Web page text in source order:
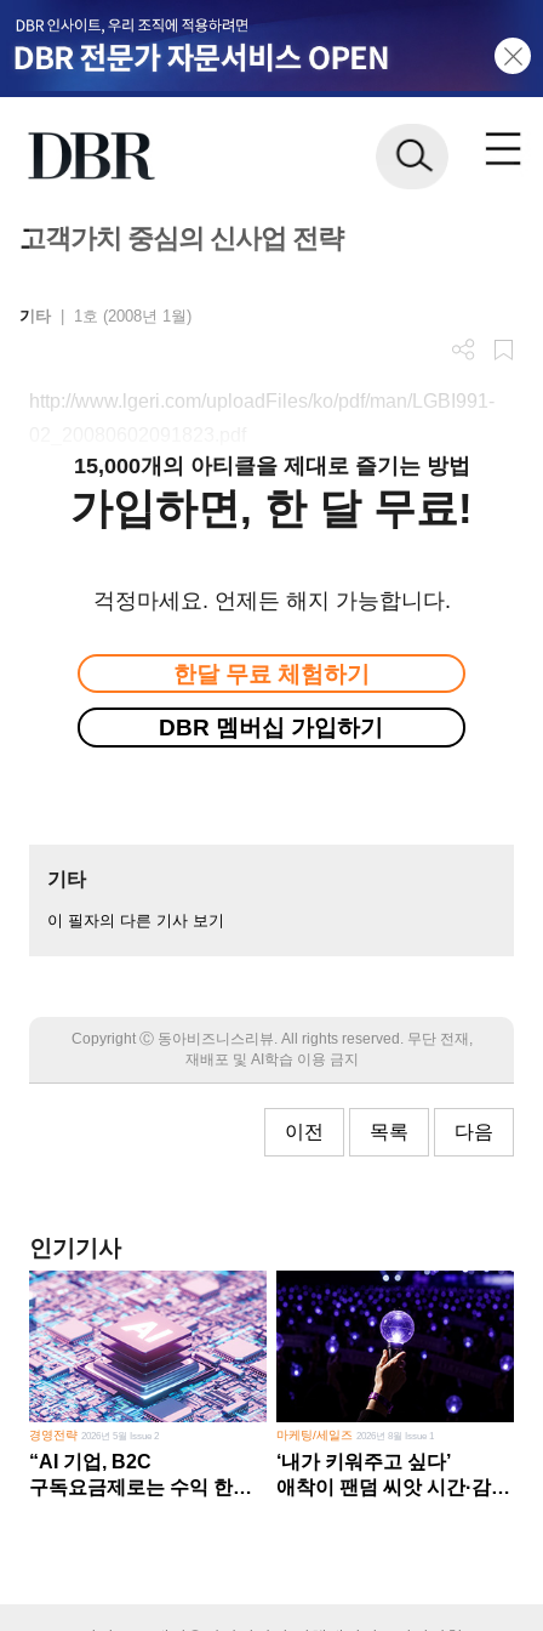
고객가치 중심의 신사업 전략
기타 1호 (2008년 1월)
http://www.lgeri.com/uploadFiles/ko/pdf/man/LGBI991-
15,000개의 아티클을 제대로 즐기는 방법
가입하면, 한 달 무료!
걱정마세요. 언제든 해지 가능합니다.
한달 무료 체험하기
DBR 멤버십 가입하기
기타
이 필자의 다른 기사 보기
Copyright Ⓒ 동아비즈니스리뷰. All rights reserved. 무단 전재,
재배포 및 AI학습 이용 금지
이전 목록 다음
인기기사
경영전략 2026년 5월 Issue 2
“AI 기업, B2C
구독요금제로는 수익 한계
마케팅/세일즈 2026년 8월 Issue 1
‘내가 키워주고 싶다’
애착이 팬덤 씨앗 시간·감정